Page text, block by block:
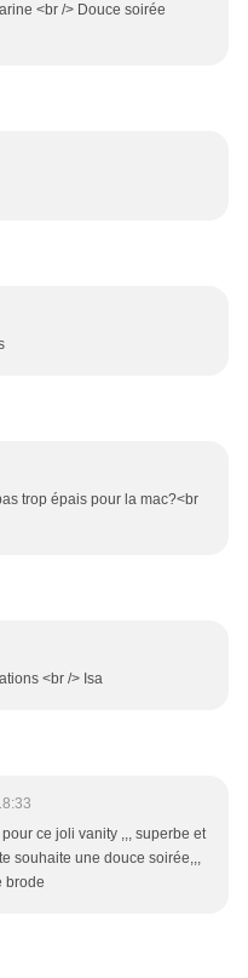
<br /> Douce soirée
trop épais pour la mac?<br
<br /> Isa
ce joli vanity ,,, superbe et
souhaite une douce soirée,,,
brode